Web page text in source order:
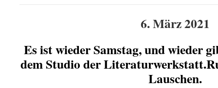
6. März 2021
Es ist wieder Samstag, und wieder
dem Studio der
Lauschen.